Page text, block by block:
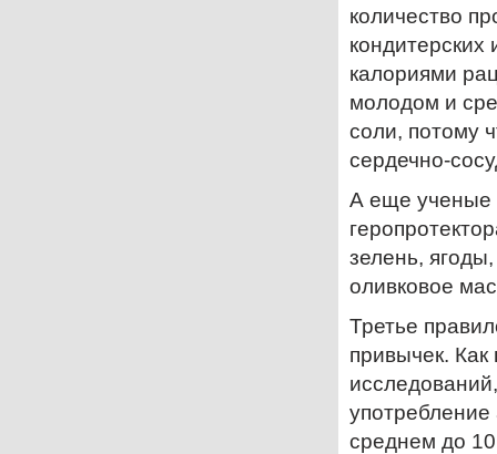
количество
калориями
молодом и
соли, потому
сердечно-
А еще ученые
зелень,
оливковое
Третье
привычек. Как
среднем до 10